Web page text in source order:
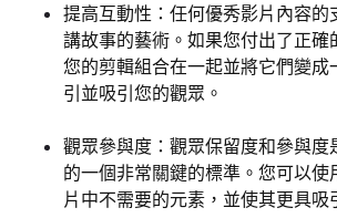
提高互動性：任何優秀影片內容的
講故事的藝術。如果您付出了正確
您的剪輯組合在一起並將它們變成
引並吸引您的觀眾。
觀眾參與度：觀眾保留度和參與
的一個非常關鍵的標準。您可以
片中不需要的元素，並使其更具吸